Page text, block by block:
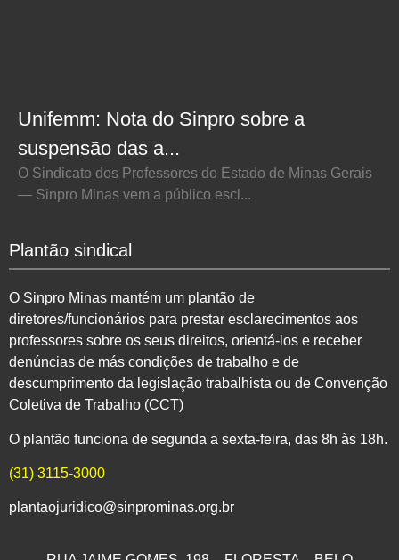
Unifemm: Nota do Sinpro sobre a
suspensão das a...
O Sindicato dos Professores do Estado de Minas Gerais
— Sinpro Minas vem a público escl...
Plantão sindical
O Sinpro Minas mantém um plantão de
diretores/funcionários para prestar esclarecimentos aos
professores sobre os seus direitos, orientá-los e receber
denúncias de más condições de trabalho e de
descumprimento da legislação trabalhista ou de Convenção
Coletiva de Trabalho (CCT)
O plantão funciona de segunda a sexta-feira, das 8h às 18h.
(31) 3115-3000
plantaojuridico@sinprominas.org.br